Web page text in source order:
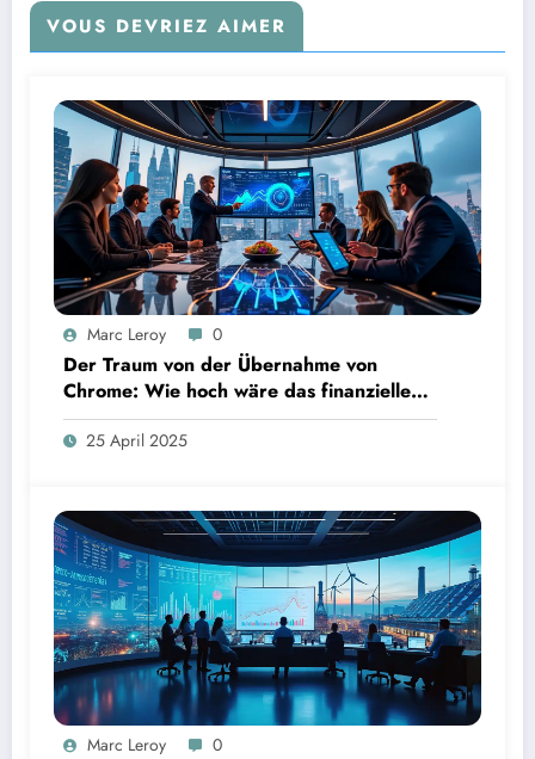
VOUS DEVRIEZ AIMER
Marc Leroy 0
Der Traum von der Übernahme von
Chrome: Wie hoch wäre das finanzielle
Risiko?
25 April 2025
Marc Leroy 0